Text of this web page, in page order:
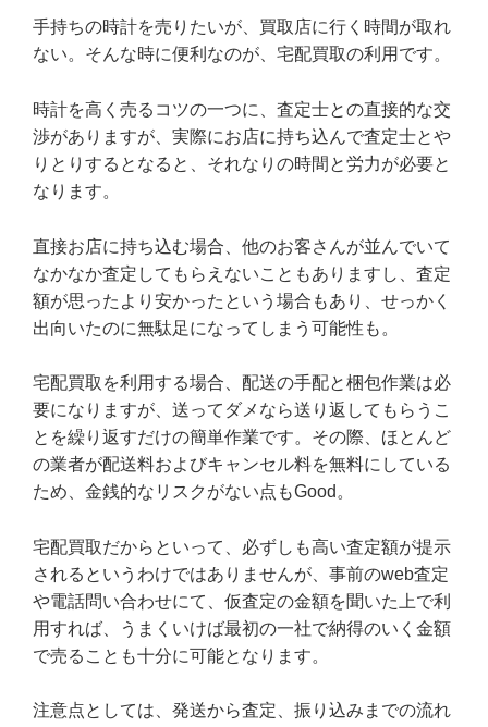
手持ちの時計を売りたいが、買取店に行く時間が取れ
ない。そんな時に便利なのが、宅配買取の利用です。
時計を高く売るコツの一つに、査定士との直接的な交
渉がありますが、実際にお店に持ち込んで査定士とや
りとりするとなると、それなりの時間と労力が必要と
なります。
直接お店に持ち込む場合、他のお客さんが並んでいて
なかなか査定してもらえないこともありますし、査定
額が思ったより安かったという場合もあり、せっかく
出向いたのに無駄足になってしまう可能性も。
宅配買取を利用する場合、配送の手配と梱包作業は必
要になりますが、送ってダメなら送り返してもらうこ
とを繰り返すだけの簡単作業です。その際、ほとんど
の業者が配送料およびキャンセル料を無料にしている
ため、金銭的なリスクがない点もGood。
宅配買取だからといって、必ずしも高い査定額が提示
されるというわけではありませんが、事前のweb査定
や電話問い合わせにて、仮査定の金額を聞いた上で利
用すれば、うまくいけば最初の一社で納得のいく金額
で売ることも十分に可能となります。
注意点としては、発送から査定、振り込みまでの流れ